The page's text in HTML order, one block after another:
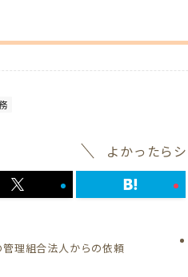
よかったら
理組合法人からの依頼